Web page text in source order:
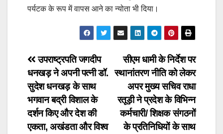
पर्यटक के रूप में वापस आने का न्योता भी दिया।
Post
navigation
सीएम धामी के निर्देश पर
स्थानांतरण नीति को लेकर
अपर मुख्य सचिव राधा
रतूड़ी ने प्रदेश के विभिन्न
कर्मचारी/ शिक्षक संगठनों
के प्रतिनिधियों के साथ
उपराष्ट्रपति जगदीप
धनखड़ ने अपनी पत्नी डॉ.
सुदेश धनखड़ के साथ
भगवान बद्री विशाल के
दर्शन किए और देश की
एकता, अखंडता और विश्व